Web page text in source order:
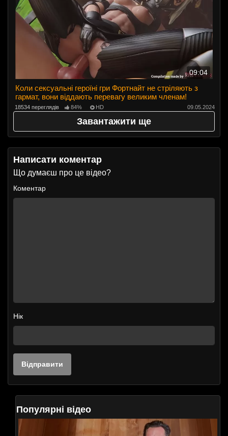
09:04
Коли сексуальні героїні гри Фортнайт не стріляють з
гармат, вони віддають перевагу великим членам!
18534 переглядів 84% HD 09.05.2024
Завантажити ще
Написати коментар
Що думаєш про це відео?
Коментар
Нік
Популярні відео